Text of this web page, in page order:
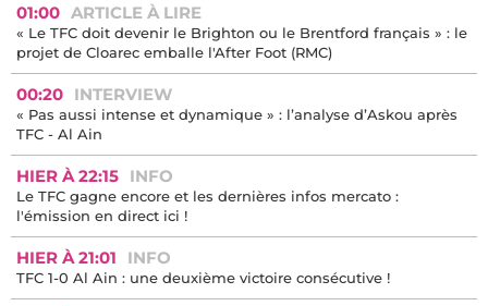
01:00 ARTICLE À LIRE
« Le TFC doit devenir le Brighton ou le Brentford français » : le
projet de Cloarec emballe l'After Foot (RMC)
00:20 INTERVIEW
« Pas aussi intense et dynamique » : l’analyse d’Askou après
TFC - Al Ain
HIER À 22:15 INFO
Le TFC gagne encore et les dernières infos mercato :
l'émission en direct ici !
HIER À 21:01 INFO
TFC 1-0 Al Ain : une deuxième victoire consécutive !